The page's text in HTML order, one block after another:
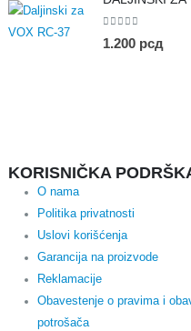
1.200 рсд
KORISNIČKA
O nama
Politika privatnosti
Uslovi korišćenja
Garancija na proizvode
Reklamacije
Obavestenje o pravima i
potrošača